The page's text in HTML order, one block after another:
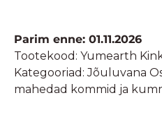
-
705g/net
kogus
Parim enne: 01.11.2026
Tootekood: Yumearth
Kategooriad:Jõuluvana
mahedad kommid ja